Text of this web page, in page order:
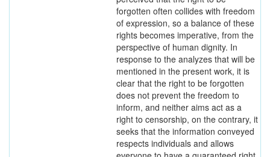
forgotten often collides with freedom
of expression, so a balance of these
rights becomes imperative, from the
perspective of human dignity. In
response to the analyzes that will be
mentioned in the present work, it is
clear that the right to be forgotten
does not prevent the freedom to
inform, and neither aims act as a
right to censorship, on the contrary, it
seeks that the information conveyed
respects individuals and allows